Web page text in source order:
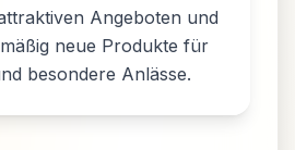
Angeboten und
neue Produkte für
besondere Anlässe.